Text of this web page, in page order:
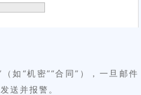
（如“机密”“合同”），一旦邮件
送并报警。